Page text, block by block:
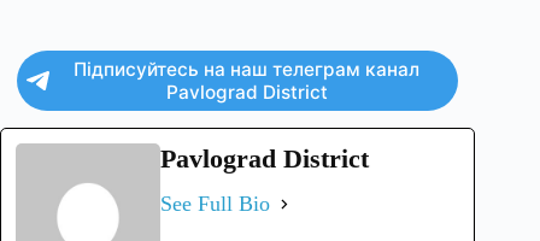
Підписуйтесь на наш телеграм канал
Pavlograd District
Pavlograd District
See Full Bio